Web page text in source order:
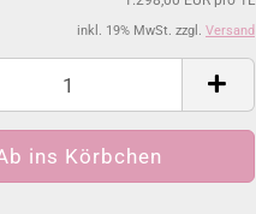
inkl. 19% MwSt. zzgl. Versand